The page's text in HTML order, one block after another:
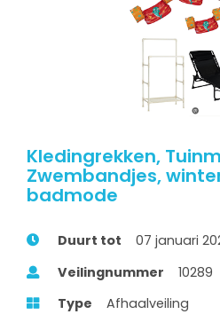
Kledingrekken,
Zwembandjes,
badmode
Duurt tot
07 januari
Veilingnummer
10289
Type
Afhaalveiling